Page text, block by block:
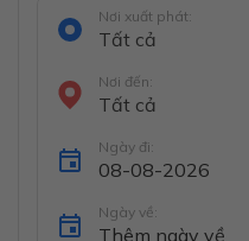
Nơi xuất phát:
Tất cả
Nơi đến:
Tất cả
Ngày đi:
Ngày về: